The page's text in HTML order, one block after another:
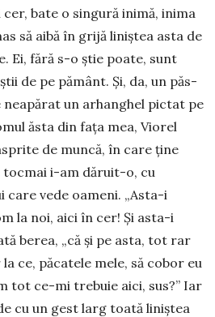
bate o sin­gură ini­mă, inima
să aibă în grijă liniștea asta de
Ei, fără s-o știe poate, sunt
de pe pământ. Și, da, un păs­
un arhanghel pictat pe
ăsta din fața mea, Viorel
de mun­că, în care ține
tocmai i-am dăruit-o, cu
care vede oa­meni. „Asta-i
la noi, aici în cer! Și asta-i
berea, „că și pe asta, tot rar
ce, păcatele mele, să cobor eu
tot ce-mi trebuie aici, sus?” Iar
cu un gest larg toată liniștea